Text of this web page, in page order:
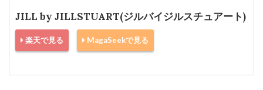
JILL by JILLSTUART(ジルバイジルスチュアート)
楽天で見る MagaSeekで見る